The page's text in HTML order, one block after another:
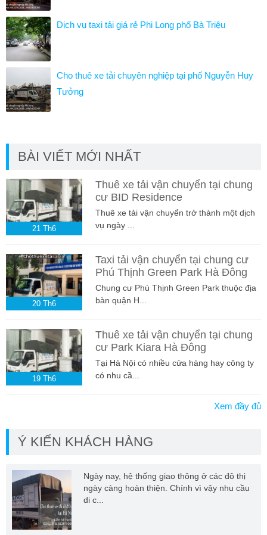
Dịch vụ taxi tải giá rẻ Phi Long phố Bà Triệu
Cho thuê xe tải chuyên nghiệp tại phố Nguyễn Huy
Tưởng
BÀI VIẾT MỚI NHẤT
21 Th6
Thuê xe tải vận chuyển tại chung
cư BID Residence
Thuê xe tải vận chuyển trở thành một dịch
vụ ngày ...
20 Th6
Taxi tải vận chuyển tại chung cư
Phú Thịnh Green Park Hà Đông
Chung cư Phú Thịnh Green Park thuộc địa
bàn quận H...
19 Th6
Thuê xe tải vận chuyển tại chung
cư Park Kiara Hà Đông
Tại Hà Nội có nhiều cửa hàng hay công ty
có nhu cầ...
Xem đầy đủ
Ý KIẾN KHÁCH HÀNG
Ngày nay, hệ thống giao thông ở các đô thị
ngày càng hoàn thiện. Chính vì vậy nhu cầu
di c...